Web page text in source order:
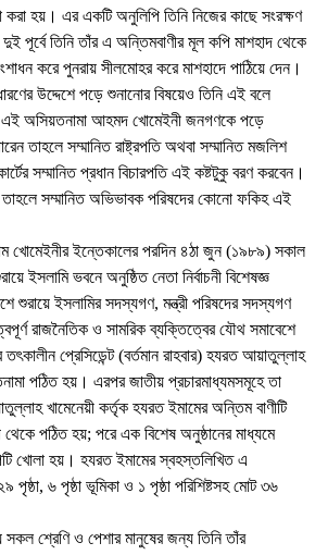
করা হয়। এর একটি অনুলিপি তিনি নিজের কাছে সংরক্ষণ
পূর্বে তিনি তাঁর এ অন্তিমবাণীর মূল কপি মাশহাদ থেকে
করে পুনরায় সীলমোহর করে মাশহাদে পাঠিয়ে দেন।
উদ্দেশে পড়ে শুনানোর বিষয়েও তিনি এই বলে
এই অসিয়তনামা আহমদ খোমেইনী জনগণকে পড়ে
তাহলে সম্মানিত রাষ্ট্রপতি অথবা সম্মানিত মজলিশ
সম্মানিত প্রধান বিচারপতি এই কষ্টটুকু বরণ করবেন।
সম্মানিত অভিভাবক পরিষদের কোনো ফকিহ এই
খোমেইনীর ইন্তেকালের পরদিন ৪ঠা জুন (১৯৮৯) সকাল
ইসলামি ভবনে অনুষ্ঠিত নেতা নির্বাচনী বিশেষজ্ঞ
শুরায়ে ইসলামির সদস্যগণ, মন্ত্রী পরিষদের সদস্যগণ
রাজনৈতিক ও সামরিক ব্যক্তিত্বের যৌথ সমাবেশে
তৎকালীন প্রেসিডেন্ট (বর্তমান রাহবার) হযরত আয়াতুল্লাহ
পঠিত হয়। এরপর জাতীয় প্রচারমাধ্যমসমূহে তা
খামেনেয়ী কর্তৃক হযরত ইমামের অন্তিম বাণীটি
থেকে পঠিত হয়; পরে এক বিশেষ অনুষ্ঠানের মাধ্যমে
খোলা হয়। হযরত ইমামের স্বহস্তলিখিত এ
পৃষ্ঠা, ৬ পৃষ্ঠা ভূমিকা ও ১ পৃষ্ঠা পরিশিষ্টসহ মোট ৩৬
সকল শ্রেণি ও পেশার মানুষের জন্য তিনি তাঁর